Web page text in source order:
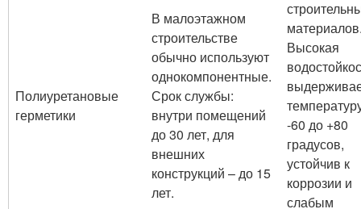
Полиуретановые
герметики
В малоэтажном
строительстве
обычно используют
однокомпонентные.
Срок службы:
внутри помещений
до 30 лет, для
внешних
конструкций – до 15
лет.
Высокая
-60 до +80
градусов,
устойчив к
коррозии и
слабым